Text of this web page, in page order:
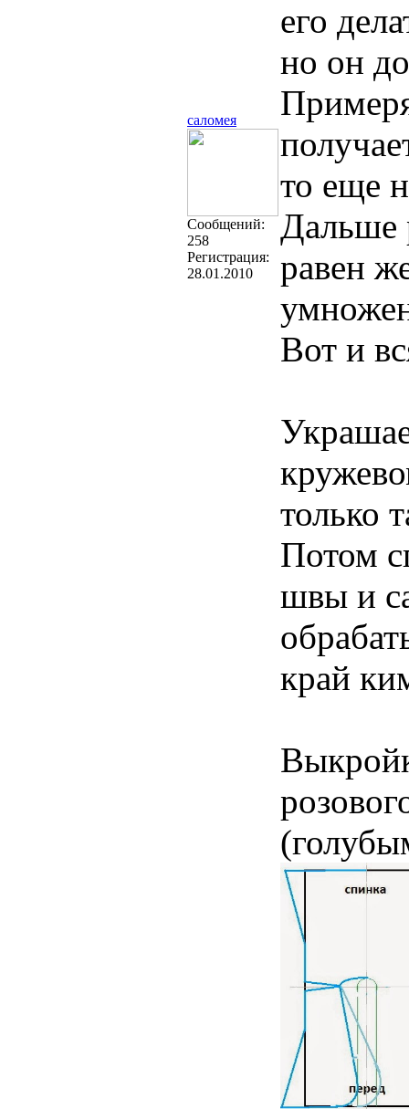
саломея
Cообщений:
258
Регистрация:
28.01.2010
его
но он
то еще
Дальше
равен
Вот и
только
Потом
швы и
край